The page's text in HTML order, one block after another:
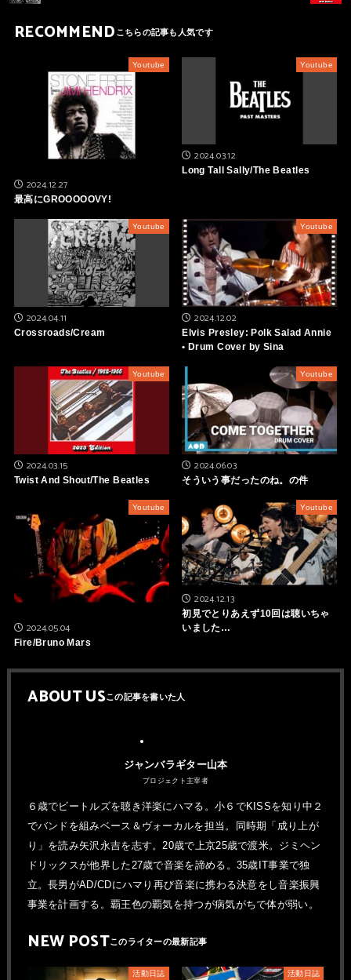
RECOMMEND
Youtube
2024.12.27
最高にGROOOOOVY!
Youtube
2024.03.12
Long Tall Sally/The Beatles
Youtube
2024.04.11
Crossroads/Cream
Youtube
2024.12.02
Elvis Presley: Polk Salad Annie
• Drum Cover by Sina
Youtube
2024.03.15
Twist And Shout/The Beatles
Youtube
2024.06.03
そういう事だったのね。の件
Youtube
2024.05.04
Fire/Bruno Mars
Youtube
2024.12.13
初見でとりあえず10回は聴いちゃ
いました…
ABOUT US
ジャンバラギター山本
プロジェクト主宰者
６歳でビートルズを聴き洋楽にハマる。小６でKISSを知り中２
でバンドを組みベース＆ヴォーカルを担当。同時期「成り上が
り」を読み矢沢永吉を志す。20歳で上京25歳で渡米。ジミヘン
ドリックスが他界した27歳で音楽を諦める。35歳IT事業で独
立。長男がAD/CDにハマり再び音楽に携わる決意をし音楽振興
事業を計画する。覇王色の覇気を持つが病気がちで体が弱い。
NEW POST
活動日誌 活動日誌